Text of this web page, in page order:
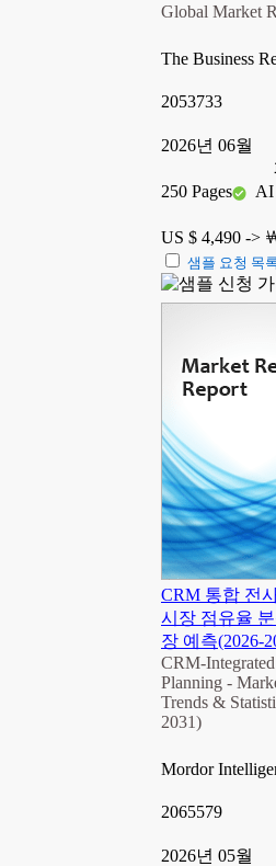
Global Market
The Business
2053733
2026년 06월
250 Pages
AI
US $ 4,490 ->
샘플 요청 목
CRM 통합 전
시장 점유율
장 예측(2026-
CRM-
Planning -
Trends &
2031)
Mordor
2065579
2026년 05월